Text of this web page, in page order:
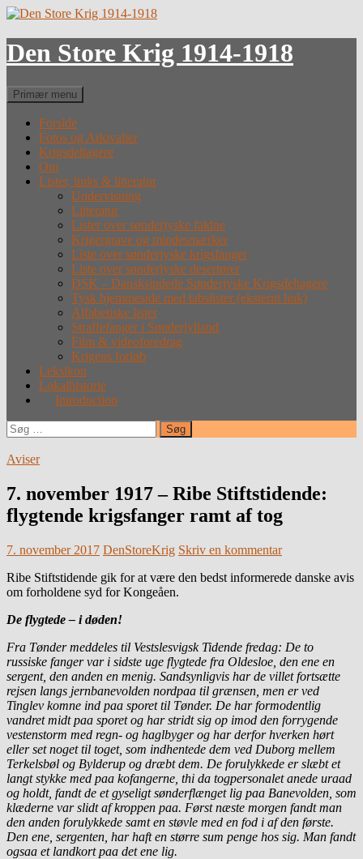
Hop
indhold
Den Store Krig 1914-1918
Søg
Primær menu
Forside
Fotos og Arkivalier
Krigsdeltagere
Om
Lister, links & litteratur
Undervisning
Litteratur
Lister over sønderjyske faldne
Krigergrave og mindesmærker
Liste over sønderjyske krigsfanger
Liste over sønderjyske desertører
DSK – Dansksindede Sønderjyske Krigsdeltagere
Tysk hjemmeside med tabslister (eksternt link)
Alfabetiske lister
Straffefanger i Sønderjylland
Film & videoforedrag
Krigens forløb
Leksikon
Lokalhistorie
Introduction
Søg
efter:
Aviser
7. november 1917 – Ribe Stiftstidende:
flygtende krigsfanger ramt af tog
7. november 2017 DenStoreKrig Skriv en kommentar
Ribe Stiftstidende gik for at være den bedst informerede danske avis
om forholdene syd for Kongeåen.
De flygtede – i døden!
Fra Tønder meddeles til Vestslesvigsk Tidende fredag: De to
russiske fanger var i sidste uge flygtede fra Oldesloe, den ene en
sergent, den anden en menig. Sandsynligvis har de villet fortsætte
rejsen langs jernbanevolden nordpaa til grænsen, men er ved
Tinglev komne ind paa sporet til Tønder. De har formodentlig
vandret midt paa sporet og har stridt sig op imod den forrygende
vestenstorm med regn- og haglbyger og har derfor hverken hørt
eller set noget til toget, som indhentede dem ved Duborg mellem
Terkelsbøl og Bylderup og dræbt dem. De forulykkede er slæbt et
langt stykke med paa kofangerne, thi da togpersonalet anede uraad
og holdt, fandt de et gyseligt sønderflænget lig paa Banevolden, som
klæderne var slidt af kroppen paa. Først næste morgen fandt man
den anden forulykkede samt en støvle med en fod i af den første.
Den ene, sergenten, har haft en større sum penge hos sig. Man fandt
ogsaa et landkort paa det ene lig.